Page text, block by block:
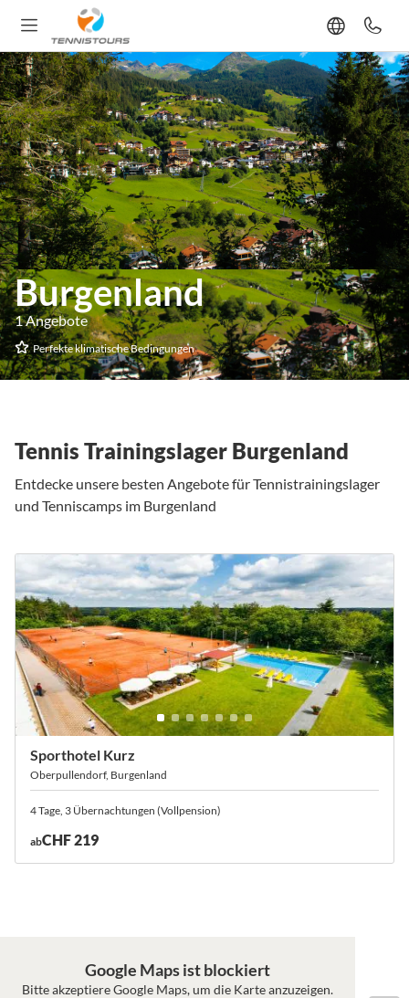
Burgenland
1 Angebote
Perfekte klimatische Bedingungen
Tennis Trainingslager Burgenland
Entdecke unsere besten Angebote für Tennistrainingslager
und Tenniscamps im Burgenland
Sporthotel Kurz
Oberpullendorf, Burgenland
4 Tage, 3 Übernachtungen (Vollpension)
abCHF 219
Google Maps ist blockiert
Bitte akzeptiere Google Maps, um die Karte anzuzeigen.